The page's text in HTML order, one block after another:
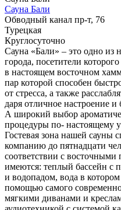
Сауна Бали
Обводный канал пр-т, 76
Турецкая
Круглосуточно
Сауна «Бали» – это одно из
города, посетители
в настоящем восточном
пар которой способен
от стресса, а также
даря отличное настроение и
А широкий выбор
процедуры по- настоящему
Гостевая зона нашей сауны
компанию до пятнадцати
соответствии с восточными
имеются: теплый бассейн с
и водопадом, вода в
помощью самого
мягкими диванами и